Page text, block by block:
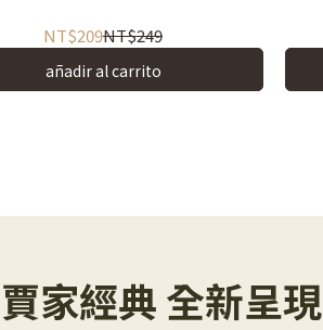
NT$209NT$249
añadir al carrito
賈家經典 全新呈現